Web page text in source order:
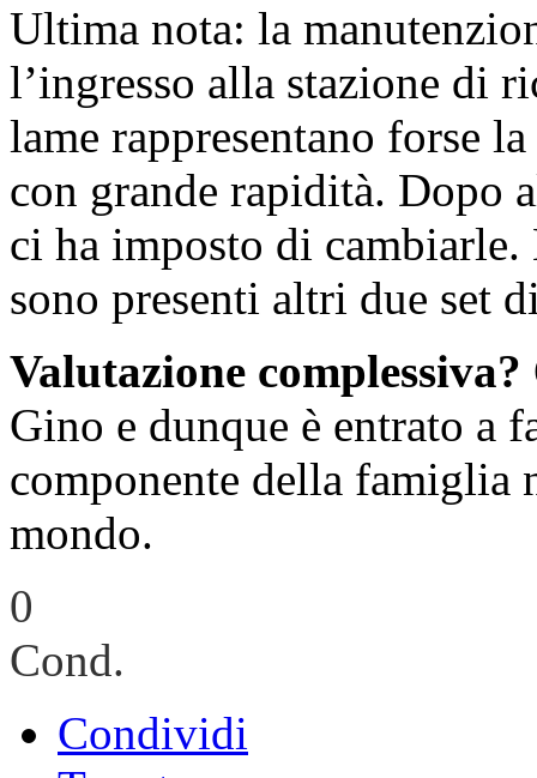
Ultima nota: la
l’ingresso alla stazione di
lame rappresentano forse
con grande rapidità. Dopo
ci ha imposto di
sono presenti altri due set
Valutazione complessiva?
Gino e dunque è entrato a
componente della famiglia
mondo.
0
Cond.
Condividi